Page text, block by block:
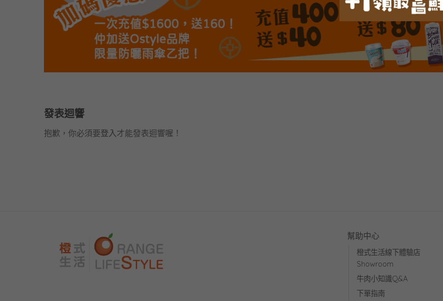
發表迴響
抱歉，你必須要登入才能發表迴響喔！
幫助中心
橙式生活線下體驗店
Showroom
牛肉小知識Q&A
下單指南